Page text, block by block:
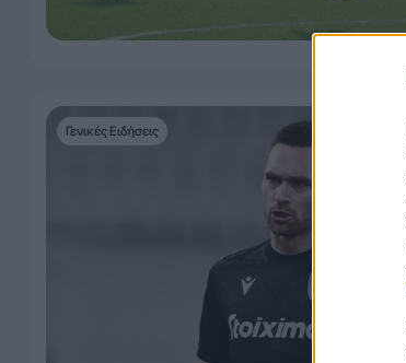
Γενικές Ειδήσεις